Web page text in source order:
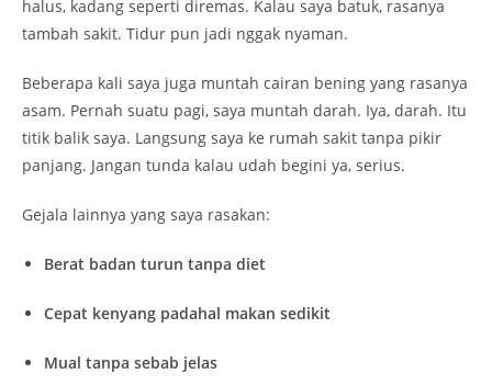
halus, kadang seperti diremas. Kalau saya batuk, rasanya
tambah sakit. Tidur pun jadi nggak nyaman.
Beberapa kali saya juga muntah cairan bening yang rasanya
asam. Pernah suatu pagi, saya muntah darah. Iya, darah. Itu
titik balik saya. Langsung saya ke rumah sakit tanpa pikir
panjang. Jangan tunda kalau udah begini ya, serius.
Gejala lainnya yang saya rasakan:
Berat badan turun tanpa diet
Cepat kenyang padahal makan sedikit
Mual tanpa sebab jelas